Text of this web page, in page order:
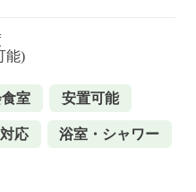
能)
室 安置可能
応 浴室・シャワー